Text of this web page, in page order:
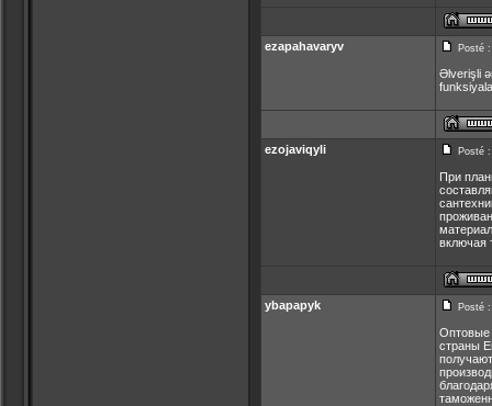
ezapahavaryv Posté :
Əlverişli
ezojaviqyli Posté :
При
включая
ybapapyk Posté :
Оптовые
страны